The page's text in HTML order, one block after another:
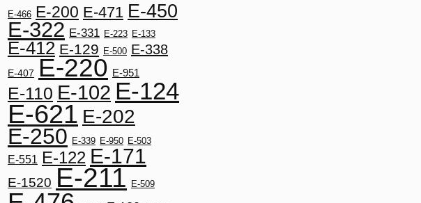
E-466 E-200 E-471 E-450
E-322 E-331 E-223 E-133
E-412 E-129 E-500 E-338
E-407 E-220 E-951
E-110 E-102 E-124
E-621 E-202
E-250 E-339 E-950 E-503
E-551 E-122 E-171
E-1520 E-211 E-509